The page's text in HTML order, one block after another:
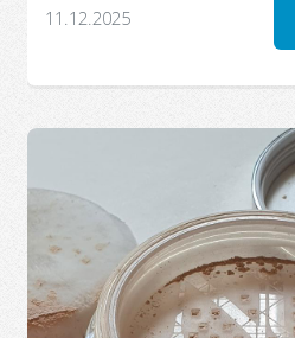
11.12.2025